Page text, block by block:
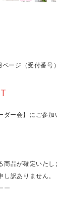
ージ（受付番号
ー会】にご参加
商品が確定いた
訳ありません。
ー